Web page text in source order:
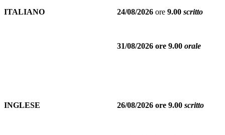
ITALIANO 24/08/2026 ore 9.00 scritto
31/08/2026 ore 9.00 orale
INGLESE 26/08/2026 ore 9.00 scritto